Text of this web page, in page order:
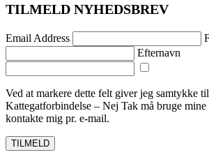
TILMELD NYHEDSBREV
Email Address
Efternavn
Ved at markere dette felt giver jeg samtykke
Kattegatforbindelse – Nej Tak må bruge
kontakte mig pr. e-mail.
TILMELD